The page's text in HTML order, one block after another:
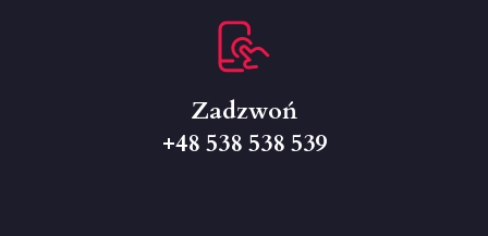
Zadzwoń
+48 538 538 539